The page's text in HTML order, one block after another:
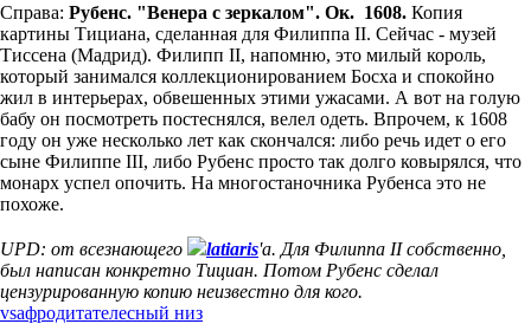
Справа: Рубенс. "Венера с зеркалом". Ок. 1608. Копия
картины Тициана, сделанная для Филиппа II. Сейчас - музей
Тиссена (Мадрид). Филипп II, напомню, это милый король,
который занимался коллекционированием Босха и спокойно
жил в интерьерах, обвешенных этими ужаcами. А вот на голую
бабу он посмотреть постеснялся, велел одеть. Впрочем, к 1608
году он уже несколько лет как скончался: либо речь идет о его
сыне Филиппе III, либо Рубенс просто так долго ковырялся, что
монарх успел опочить. На многостаночника Рубенса это не
похоже.
UPD: от всезнающего latiaris'а. Для Филиппа II собственно,
был написан конкретно Тициан. Потом Рубенс сделал
цензурированную копию неизвестно для кого.
vsафродитателесный низ